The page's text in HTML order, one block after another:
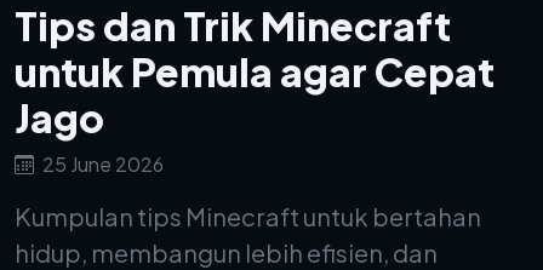
Tips dan Trik Minecraft
untuk Pemula agar Cepat
Jago
25 June 2026
Kumpulan tips Minecraft untuk bertahan
hidup, membangun lebih efisien, dan